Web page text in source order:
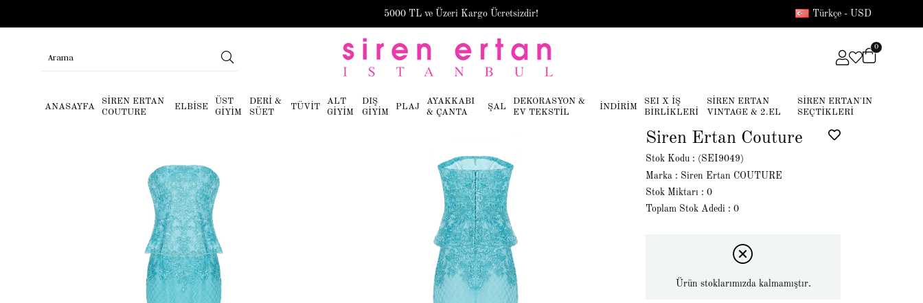
5000 TL ve Üzeri Kargo Ücretsizdir! Türkçe - USD
0
ANASAYFA
SİREN ERTAN
COUTURE
ELBİSE
ÜST
GİYİM
DERİ &
SÜET
TÜVİT
ALT
GİYİM
DIŞ
GİYİM
PLAJ
AYAKKABI
& ÇANTA
ŞAL
DEKORASYON &
EV TEKSTİL
İNDİRİM
SEI X İŞ
BİRLİKLERİ
SİREN ERTAN
VINTAGE & 2.EL
SİREN ERTAN'IN
SEÇTİKLERİ
Siren Ertan Couture
Stok Kodu
(SEI9049)
Marka : Siren Ertan COUTURE
Stok Miktarı : 0
Toplam Stok Adedi : 0
Ürün stoklarımızda kalmamıştır.